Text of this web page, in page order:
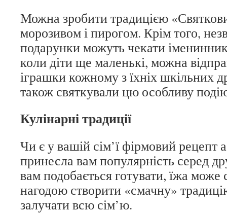
Можна зробити традицією
морозивом і пирогом. Крім того,
подарунки можуть чекати
коли діти ще маленькі, можна
іграшки кожному з їхніх шкільних
також святкували цю особливу
Кулінарні традиції
Чи є у вашій сім’ї фірмовий рецепт
принесла вам популярність серед
вам подобається готувати, їжа може
нагодою створити «смачну»
залучати всю сім’ю.